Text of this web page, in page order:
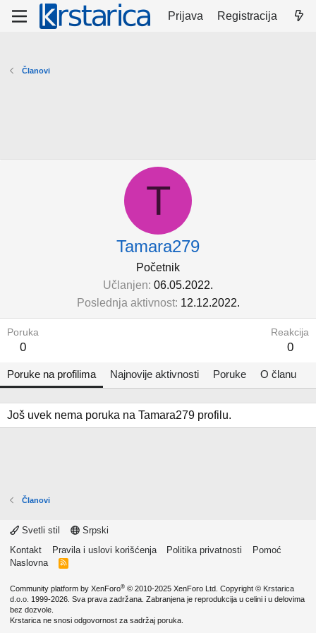
Prijava Registracija
Članovi
T
Tamara279
Početnik
Učlanjen 06.05.2022.
Poslednja aktivnost 12.12.2022.
Poruka
0
Reakcija
0
Poruke na profilima Najnovije aktivnosti Poruke O članu
Još uvek nema poruka na Tamara279 profilu.
Članovi
Svetli stil
Srpski
Kontakt
Pravila i uslovi korišćenja Politika privatnosti
Pomoć
Naslovna
R
Community platform by XenForo® © 2010-2025 XenForo Ltd. Copyright © Krstarica
d.o.o. 1999-2026. Sva prava zadržana. Zabranjena je reprodukcija u celini i u delovima
bez dozvole.
Krstarica ne snosi odgovornost za sadržaj poruka.